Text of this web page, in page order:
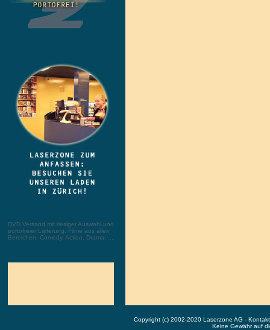
DVD Versand mit riesiger Auswahl und
portofreier Lieferung. Filme aus allen
Bereichen: Comedy, Action, Drama, ...
Copyright (c) 2002-2020 Laserzone AG -
Keine Gewähr auf